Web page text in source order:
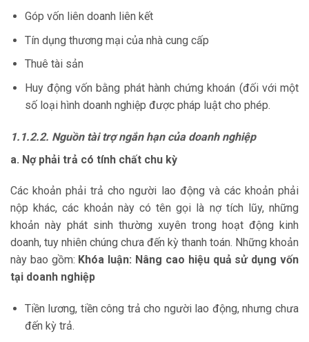
Góp vốn liên doanh liên kết
Tín dụng thương mại của nhà cung cấp
Thuê tài sản
Huy động vốn bằng phát hành chứng khoán (đối với một
số loại hình doanh nghiệp được pháp luật cho phép.
1.1.2.2. Nguồn tài trợ ngắn hạn của doanh nghiệp
a. Nợ phải trả có tính chất chu kỳ
Các khoản phải trả cho người lao động và các khoản phải
nộp khác, các khoản này có tên gọi là nợ tích lũy, những
khoản này phát sinh thường xuyên trong hoạt động kinh
doanh, tuy nhiên chúng chưa đến kỳ thanh toán. Những khoản
này bao gồm: Khóa luận: Nâng cao hiệu quả sử dụng vốn
tại doanh nghiệp
Tiền lương, tiền công trả cho người lao động, nhưng chưa
đến kỳ trả.